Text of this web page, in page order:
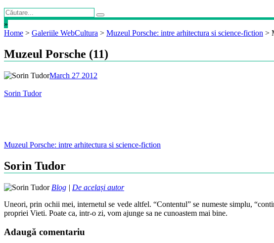
»
Home > Galeriile WebCultura > Muzeul Porsche: intre arhitectura si science-fiction >
Muzeul Porsche (11)
March 27 2012
Sorin Tudor
Post
navigation
Muzeul Porsche: intre arhitectura si science-fiction
Sorin Tudor
Blog | De același autor
Uneori, prin ochii mei, internetul se vede altfel. “Contentul” se numeste simplu,
propriei Vieti. Poate ca, intr-o zi, vom ajunge sa ne cunoastem mai bine.
Adaugă comentariu